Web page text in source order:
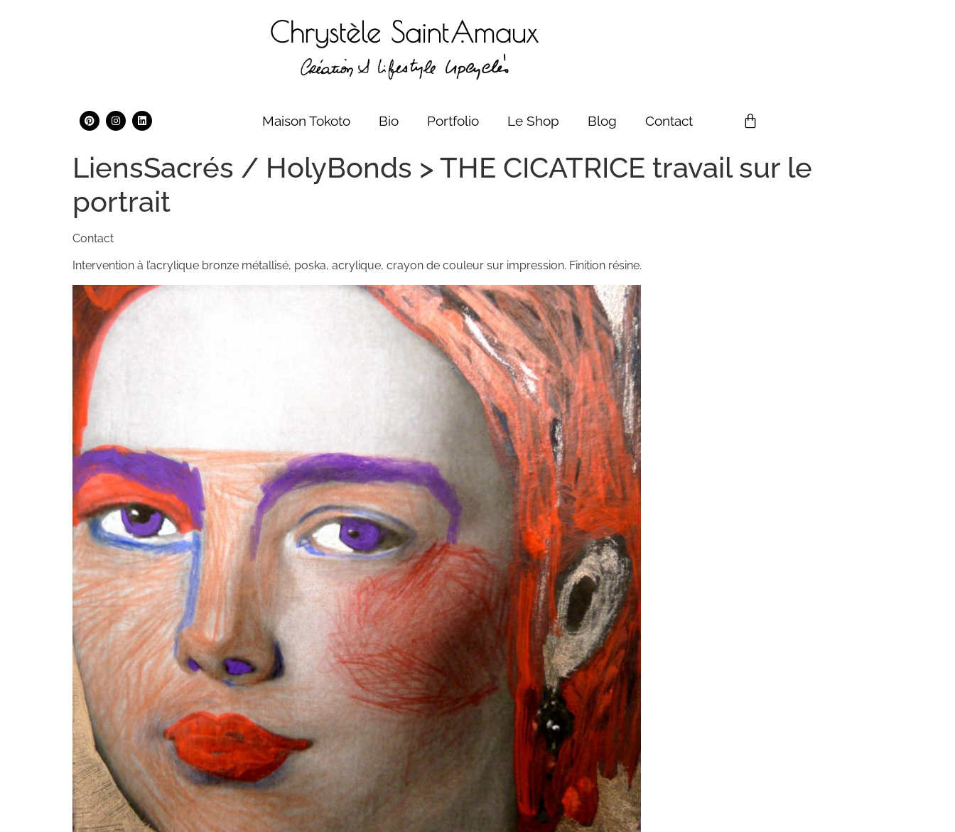
Maison Tokoto Bio Portfolio Le Shop Blog Contact
LiensSacrés / HolyBonds > THE CICATRICE travail sur le
portrait
Contact
Intervention à l’acrylique bronze métallisé, poska, acrylique, crayon de couleur sur impression. Finition résine.